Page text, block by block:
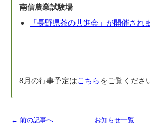
南信農業試験場
「長野県茶の共進会」が開催され
8月の行事予定はこちら をご覧くださ
← 前の記事へ お知らせ一覧